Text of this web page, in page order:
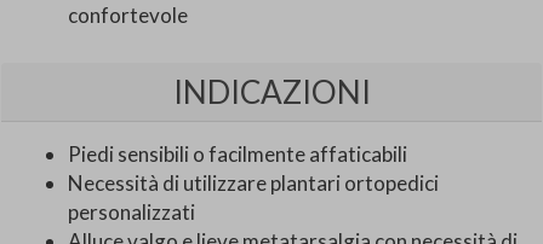
confortevole
INDICAZIONI
Piedi sensibili o facilmente affaticabili
Necessità di utilizzare plantari ortopedici
personalizzati